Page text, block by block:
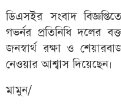
ডিএসইর সংবাদ
গভর্নর প্রতিনিধি দলের
জনস্বার্থ রক্ষা ও
নেওয়ার আশ্বাস দিয়েছেন।
মামুন/